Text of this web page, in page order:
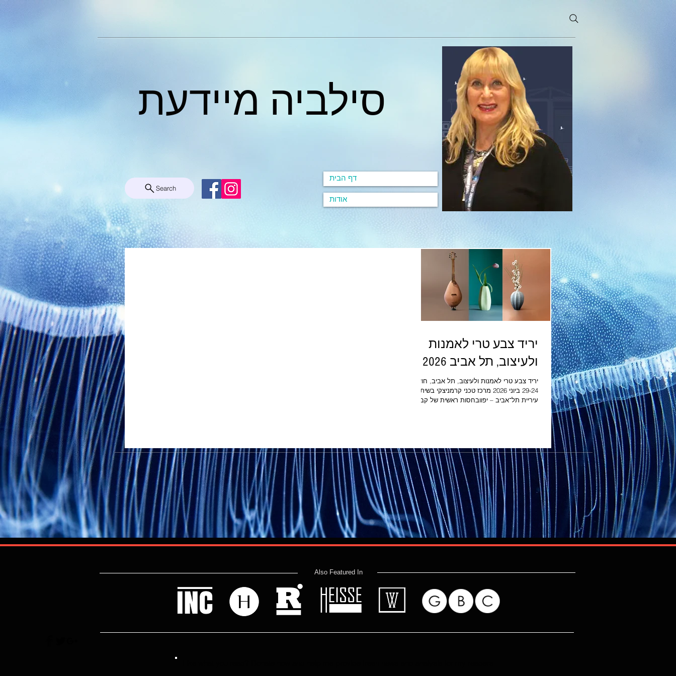
סילביה מיידעת
Search
דף הבית
אודות
יריד צבע טרי לאמנות
ולעיצוב, תל אביב 2026
יריד צבע טרי לאמנות ולעיצוב, תל אביב, חוזר!
29-24 ביוני 2026 מרכז טכני קרמניצקי בשיתוף
עיריית תל־אביב – יפוובחסות ראשית של קבוצת
חדש, גלריות ופרויקטים,פרויקטים מיוחדים,
מיצבים, מיצגים, פרויקטים חברתיים,סיורי עומק
מודרכים, סיורי רכישה ופעילויות לילדים
Also Featured In